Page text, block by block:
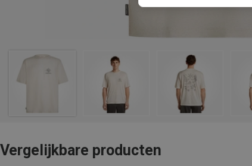
Vergelijkbare producten